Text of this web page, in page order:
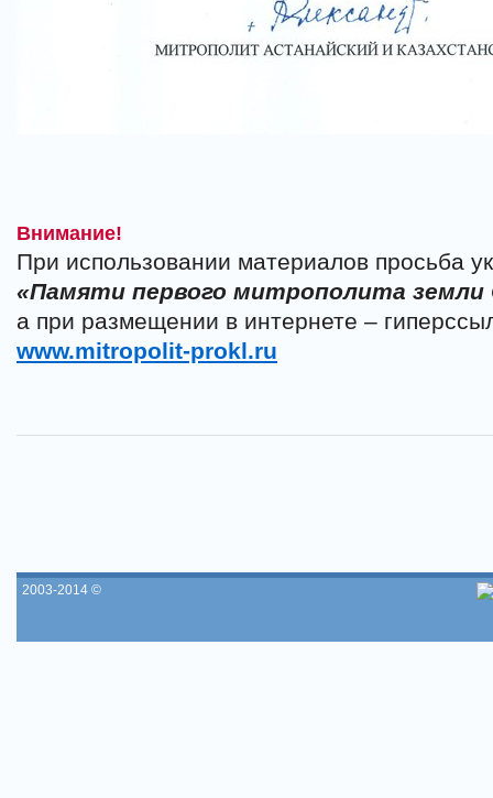
Внимание!
При использовании материалов просьба
«Памяти первого митрополита земли
а при размещении в интернете –
www.mitropolit-prokl.ru
2003-2014 ©